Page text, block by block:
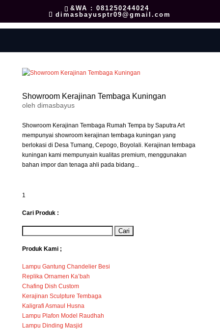
&WA : 081250244024
dimasbayusptr09@gmail.com
Showroom Kerajinan Tembaga Kuningan
oleh dimasbayus
Showroom Kerajinan Tembaga Rumah Tempa by Saputra Art
mempunyai showroom kerajinan tembaga kuningan yang
berlokasi di Desa Tumang, Cepogo, Boyolali. Kerajinan tembaga
kuningan kami mempunyain kualitas premium, menggunakan
bahan impor dan tenaga ahli pada bidang...
1
Cari Produk :
Produk Kami ;
Lampu Gantung Chandelier Besi
Replika Ornamen Ka’bah
Chafing Dish Custom
Kerajinan Sculpture Tembaga
Kaligrafi Asmaul Husna
Lampu Plafon Model Raudhah
Lampu Dinding Masjid